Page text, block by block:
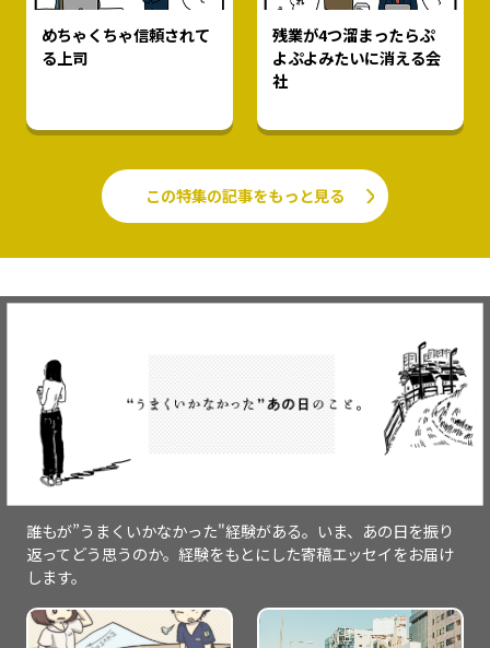
めちゃくちゃ信頼されて
る上司
残業が4つ溜まったらぷ
よぷよみたいに消える会
社
この特集の記事をもっと見る
誰もが”うまくいかなかった"経験がある。いま、あの日を振り
返ってどう思うのか。経験をもとにした寄稿エッセイをお届け
します。